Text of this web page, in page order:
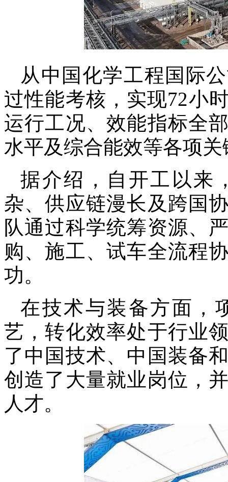
从中国化学工程国际
过性能考核，实现72小
运行工况、效能指标全
水平及综合能效等各项
据介绍，自开工以来
杂、供应链漫长及跨国
队通过科学统筹资源、
购、施工、试车全流程
功。
在技术与装备方面，
艺，转化效率处于行业
了中国技术、中国装备
创造了大量就业岗位，
人才。